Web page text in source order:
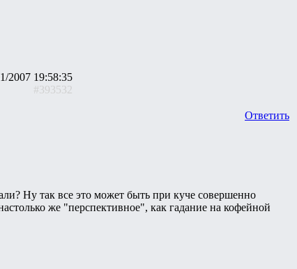
2007 19:58:35
#393532
Ответить
Ну так все это может быть при куче совершенно
же "перспективное", как гадание на кофейной